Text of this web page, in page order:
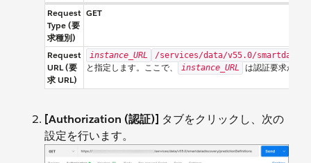
Request
Type (要
求種別)
GET
Request
URL (要
求 URL)
instance_URL /services/data/v55.0/
と指定します。ここで、 instance_URL は認証要求から
[Authorization (認証)] タブをクリックし、次の
設定を行います。